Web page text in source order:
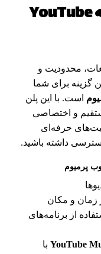
🎬 اشتراک اختصاصی ۱۲ ماهه YouTube
محدودیت و
گزینه برای شما
است. با این پلن
و اختصاصی
حرفه‌ای
داشته باشید.
زمان و مکان
از برنامه‌های
با